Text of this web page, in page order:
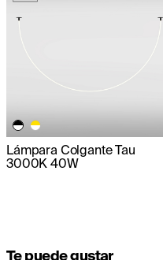
Lámpara Colgante Tau
3000K 40W
Te puede gustar